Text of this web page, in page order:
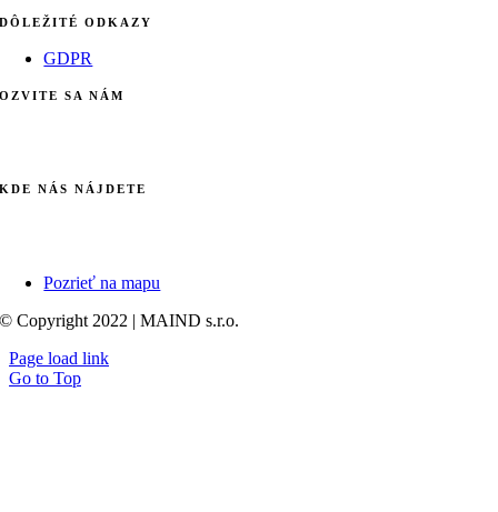
DÔLEŽITÉ ODKAZY
GDPR
OZVITE SA NÁM
KDE NÁS NÁJDETE
Pozrieť na mapu
© Copyright 2022 | MAIND s.r.o.
Page load link
Go to Top